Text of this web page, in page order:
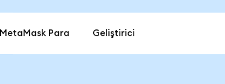
MetaMask Para Geliştirici